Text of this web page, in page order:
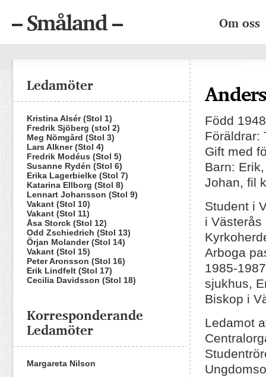
– Småland – Om oss
Född
Föräldrar:
Gift med
Barn:
Johan, fil
Student i
i Västerås
Arboga
1985-
sjukhus,
Biskop i
Ledamot
Ledamöter
Kristina Alsér (Stol 1)
Fredrik Sjöberg (stol 2)
Meg Nömgård (Stol 3)
Lars Alkner (Stol 4)
Fredrik Modéus (Stol 5)
Susanne Rydén (Stol 6)
Erika Lagerbielke (Stol 7)
Katarina Ellborg (Stol 8)
Lennart Johansson (Stol 9)
Vakant (Stol 10)
Vakant (Stol 11)
Åsa Storck (Stol 12)
Odd Zschiedrich (Stol 13)
Örjan Molander (Stol 14)
Vakant (Stol 15)
Peter Aronsson (Stol 16)
Erik Lindfelt (Stol 17)
Cecilia Davidsson (Stol 18)
Korresponderande
Ledamöter
Margareta Nilson